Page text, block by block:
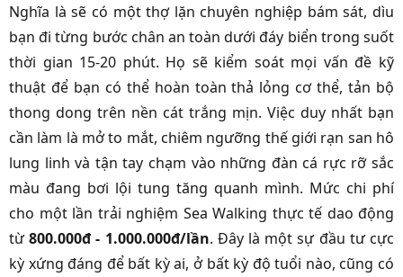
Nghĩa là sẽ có một thợ lặn chuyên nghiệp bám sát, dìu
bạn đi từng bước chân an toàn dưới đáy biển trong suốt
thời gian 15-20 phút. Họ sẽ kiểm soát mọi vấn đề kỹ
thuật để bạn có thể hoàn toàn thả lỏng cơ thể, tản bộ
thong dong trên nền cát trắng mịn. Việc duy nhất bạn
cần làm là mở to mắt, chiêm ngưỡng thế giới rạn san hô
lung linh và tận tay chạm vào những đàn cá rực rỡ sắc
màu đang bơi lội tung tăng quanh mình. Mức chi phí
cho một lần trải nghiệm Sea Walking thực tế dao động
từ800.000đ - 1.000.000đ/lần. Đây là một sự đầu tư cực
kỳ xứng đáng để bất kỳ ai, ở bất kỳ độ tuổi nào, cũng có